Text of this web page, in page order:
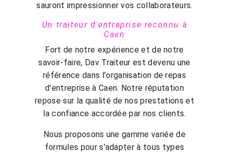
sauront impressionner vos collaborateurs.
Un traiteur d'entreprise reconnu à
Caen
Fort de notre expérience et de notre
savoir-faire, Dav Traiteur est devenu une
référence dans l'organisation de repas
d'entreprise à Caen. Notre réputation
repose sur la qualité de nos prestations et
la confiance accordée par nos clients.
Nous proposons une gamme variée de
formules pour s'adapter à tous types